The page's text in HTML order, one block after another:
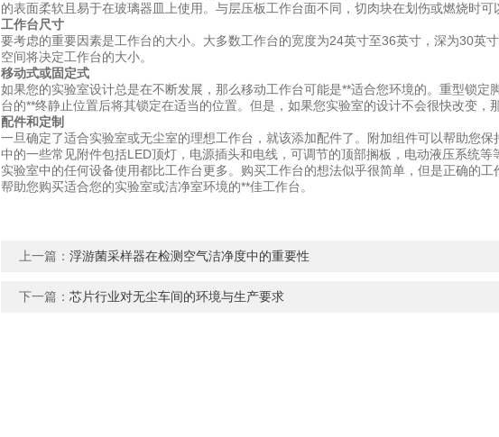
的表面柔软且易于在玻璃器皿上使用。与层压板工作台面不同，切肉块在划伤或燃烧时可
工作台尺寸
要考虑的重要因素是工作台的大小。大多数工作台的宽度为24英寸至36英寸，深为30英
空间将决定工作台的大小。
移动式或固定式
如果您的实验室设计总是在不断发展，那么移动工作台可能是**适合您环境的。重型锁
台的**终静止位置后将其锁定在适当的位置。但是，如果您实验室的设计不会很快改变，
配件和定制
一旦确定了适合实验室或无尘室的理想工作台，就该添加配件了。附加组件可以帮助您
中的一些常见附件包括LED顶灯，电源插头和电线，可调节的顶部搁板，电动液压系统等
实验室中的任何设备使用都比工作台更多。购买工作台的想法似乎很简单，但是正确的
帮助您购买适合您的实验室或洁净室环境的**佳工作台。
上一篇： 浮游菌采样器在检测空气洁净度中的重要性
下一篇： 芯片行业对无尘车间的环境与生产要求